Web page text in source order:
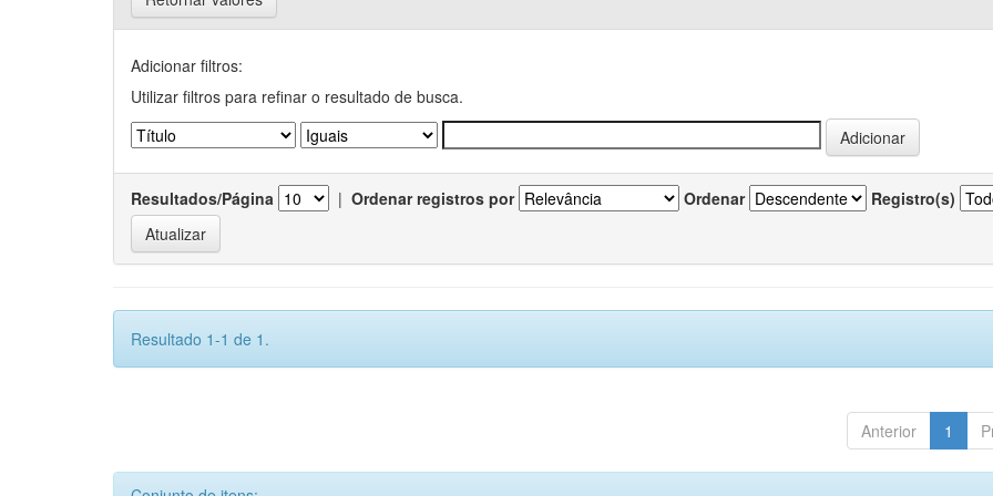
Adicionar filtros:
Utilizar filtros para refinar o resultado de busca.
Resultados/Página | Ordenar registros por Ordenar Registro(s)
Resultado 1-1 de 1.
Anterior 1